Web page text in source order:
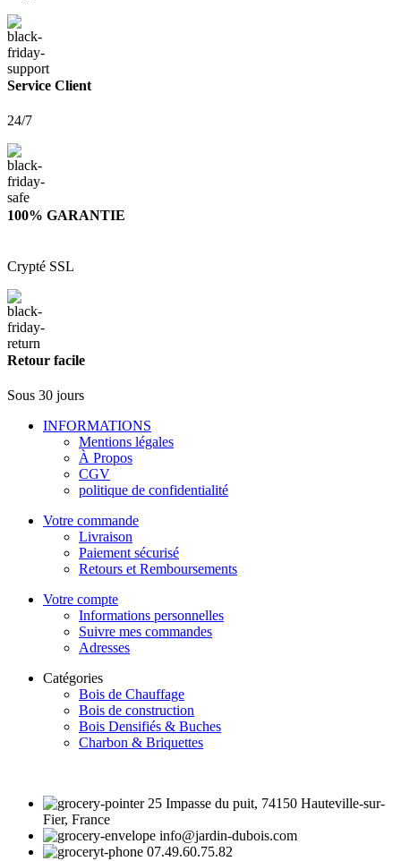
Service Client
24/7
100% GARANTIE
Crypté SSL
Retour facile
Sous 30 jours
INFORMATIONS
Mentions légales
À Propos
CGV
politique de confidentialité
Votre commande
Livraison
Paiement sécurisé
Retours et Remboursements
Votre compte
Informations personnelles
Suivre mes commandes
Adresses
Catégories
Bois de Chauffage
Bois de construction
Bois Densifiés & Buches
Charbon & Briquettes
25 Impasse du puit, 74150 Hauteville-sur-
Fier, France
info@jardin-dubois.com
07.49.60.75.82